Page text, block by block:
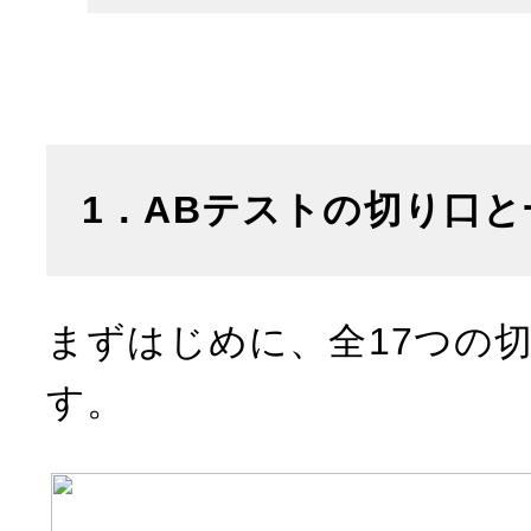
1．ABテストの切り口
まずはじめに、全17つの
す。